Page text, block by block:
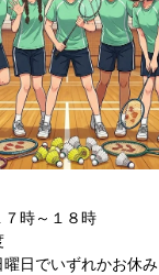
時～１８時
日でいずれかお休み